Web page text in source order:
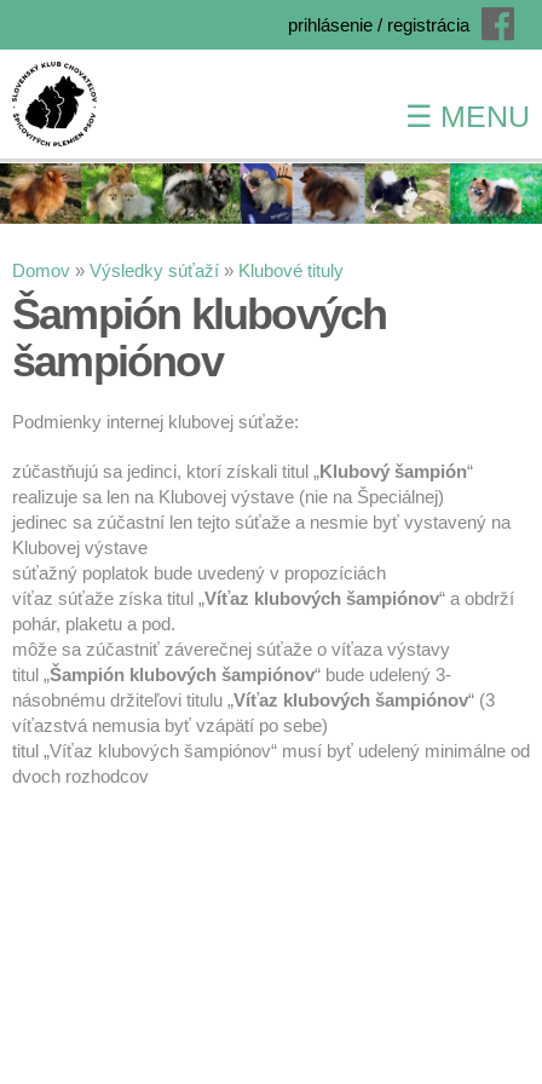
Skočiť
na
hlavný
prihlásenie / registrácia
☰ MENU
Nachádzate sa tu
Domov » Výsledky súťaží » Klubové tituly
Šampión klubových
šampiónov
Podmienky internej klubovej súťaže:
zúčastňujú sa jedinci, ktorí získali titul „Klubový šampión“
realizuje sa len na Klubovej výstave (nie na Špeciálnej)
jedinec sa zúčastní len tejto súťaže a nesmie byť vystavený na
Klubovej výstave
súťažný poplatok bude uvedený v propozíciách
víťaz súťaže získa titul „Víťaz klubových šampiónov“ a obdrží
pohár, plaketu a pod.
môže sa zúčastniť záverečnej súťaže o víťaza výstavy
titul „Šampión klubových šampiónov“ bude udelený 3-
násobnému držiteľovi titulu „Víťaz klubových šampiónov“ (3
víťazstvá nemusia byť vzápätí po sebe)
titul „Víťaz klubových šampiónov“ musí byť udelený minimálne od
dvoch rozhodcov